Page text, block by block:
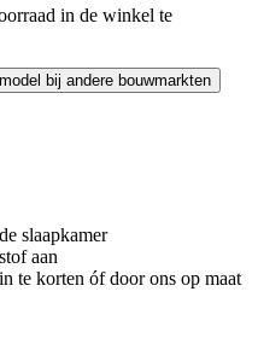
in de winkel te
bij andere bouwmarkten
slaapkamer
aan
te korten óf door ons op maat